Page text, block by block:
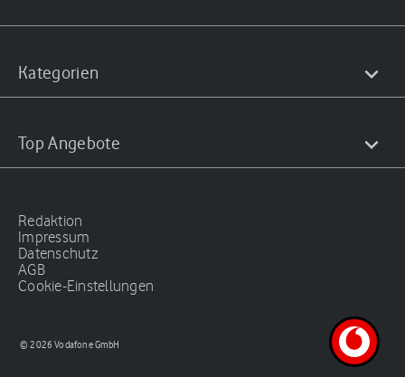
Kategorien
Top Angebote
Redaktion
Impressum
Datenschutz
AGB
Cookie-Einstellungen
© 2026 Vodafone GmbH